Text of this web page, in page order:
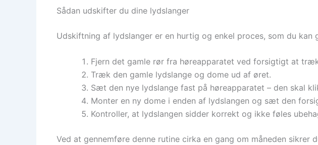
Sådan udskifter du dine lydslanger
Udskiftning af lydslanger er en hurtig og enkel proces, som du
Fjern det gamle rør fra høreapparatet ved forsigtigt at
Træk den gamle lydslange og dome ud af øret.
Sæt den nye lydslange fast på høreapparatet – den skal
Monter en ny dome i enden af lydslangen og sæt den
Kontroller, at lydslangen sidder korrekt og ikke føles
Ved at gennemføre denne rutine cirka en gang om måneden